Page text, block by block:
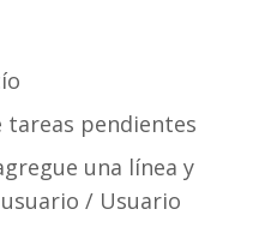
tareas pendientes
una línea y
/ Usuario